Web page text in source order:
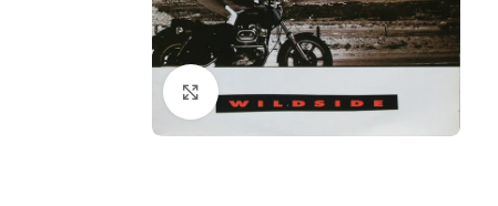
Clic para ampliar